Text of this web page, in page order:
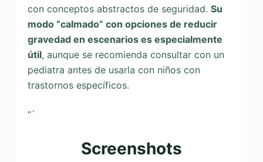
con conceptos abstractos de seguridad. Su
modo “calmado” con opciones de reducir
gravedad en escenarios es especialmente
útil, aunque se recomienda consultar con un
pediatra antes de usarla con niños con
trastornos específicos.
“`
Screenshots